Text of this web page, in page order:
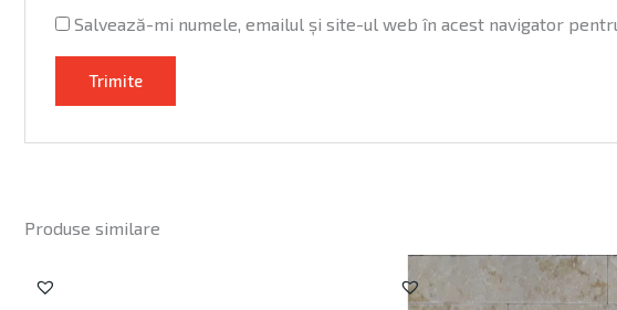
Salvează-mi numele, emailul și site-ul web în acest navigator
r
Produse similare